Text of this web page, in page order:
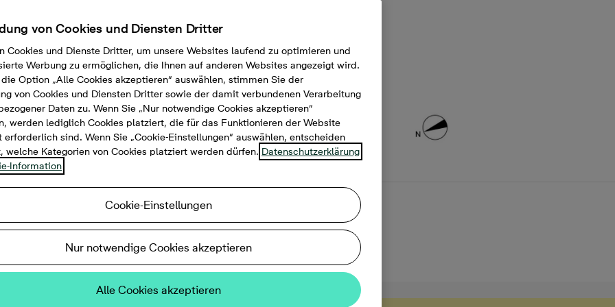
141 m²
Außenstellplätze
von Cookies und Diensten Dritter
Cookies und Dienste Dritter, um unsere Websites laufend zu optimieren und
Werbung zu ermöglichen, die Ihnen auf anderen Websites angezeigt wird.
Option „Alle Cookies akzeptieren“ auswählen, stimmen Sie der
von Cookies und Diensten Dritter sowie der damit verbundenen Verarbeitung
Daten zu. Wenn Sie „Nur notwendige Cookies akzeptieren“
werden lediglich Cookies platziert, die für das Funktionieren der Website
erforderlich sind. Wenn Sie „Cookie-Einstellungen“ auswählen, entscheiden
welche Kategorien von Cookies platziert werden dürfen. Datenschutzerklärung
Information
Cookie-Einstellungen
Nur notwendige Cookies akzeptieren
Alle Cookies akzeptieren